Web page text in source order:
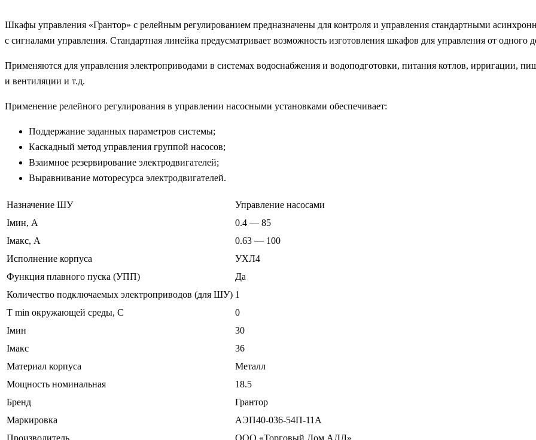
Шкафы управления «Грантор» с релейным регулированием предназначены для контроля и управления стандартными
с сигналами управления. Стандартная линейка предусматривает возможность изготовления шкафов для управления от одного
Применяются для управления электроприводами в системах водоснабжения и водоподготовки, питания котлов, ирригации,
и вентиляции и т.д.
Применение релейного регулирования в управлении насосными установками обеспечивает:
Поддержание заданных параметров системы;
Каскадный метод управления группой насосов;
Взаимное резервирование электродвигателей;
Выравнивание моторесурса электродвигателей.
Назначение ШУ
Управление насосами
Iмин, А
0.4 — 85
Iмакс, А
0.63 — 100
Исполнение корпуса
УХЛ4
Функция плавного пуска (УПП)
Да
Количество подключаемых электроприводов (для ШУ) 1
T min окружающей среды, C
0
Iмин
30
Iмакс
36
Материал корпуса
Металл
Мощность номинальная
18.5
Бренд
Грантор
Маркировка
АЭП40-036-54П-11А